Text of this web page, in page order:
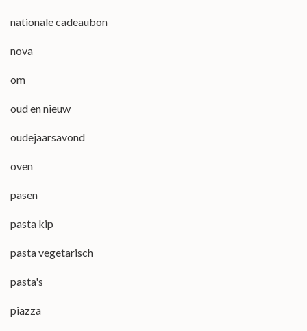
nationale cadeaubon
nova
om
oud en nieuw
oudejaarsavond
oven
pasen
pasta kip
pasta vegetarisch
pasta's
piazza